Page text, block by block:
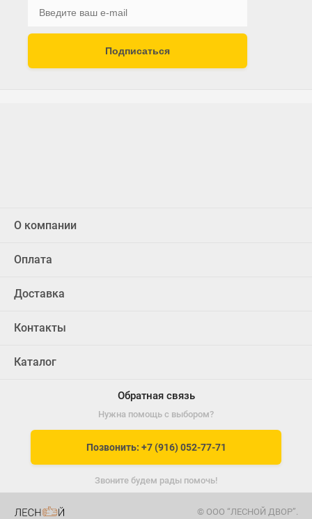
Подписаться
О компании
Оплата
Доставка
Контакты
Каталог
Обратная связь
Нужна помощь с выбором?
Позвонить: +7 (916) 052-77-71
Звоните будем рады помочь!
© ООО “ЛЕСНОЙ ДВОР”.